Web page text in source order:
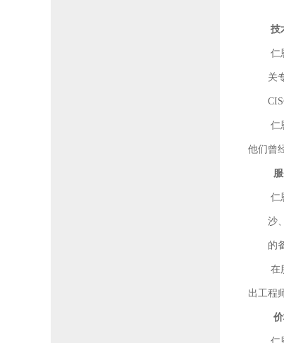
技
仁恩
关
仁恩
他们曾
仁
沙
的
在服
出工程